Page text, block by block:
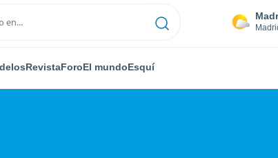
RevistaForoEl mundoEsquí